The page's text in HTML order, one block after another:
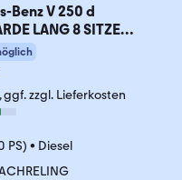
Benz V 250 d
LANG 8 SITZE
ggf. zzgl. Lieferkosten
PS) • Diesel